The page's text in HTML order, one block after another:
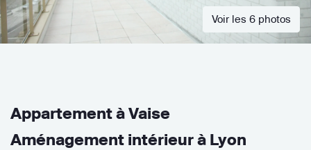
Voir les 6 photos
Appartement à Vaise
Aménagement intérieur à Lyon